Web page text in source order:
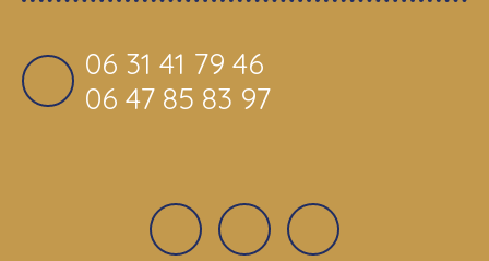
06 31 41 79 46
06 47 85 83 97